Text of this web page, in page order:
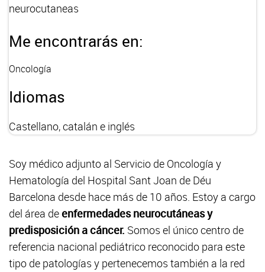
neurocutaneas
Me encontrarás en:
Oncología
Idiomas
Castellano, catalán e inglés
Soy médico adjunto al Servicio de Oncología y
Hematología del Hospital Sant Joan de Déu
Barcelona desde hace más de 10 años. Estoy a cargo
del área deenfermedades neurocutáneas y
predisposición a cáncer. Somos el único centro de
referencia nacional pediátrico reconocido para este
tipo de patologías y pertenecemos también a la red